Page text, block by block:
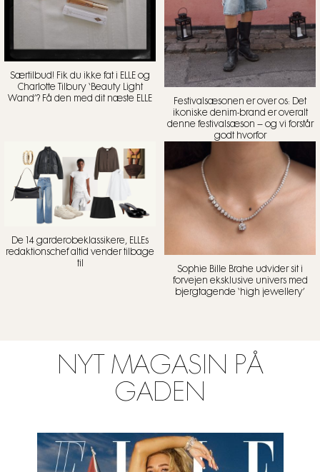
Særtilbud! Fik du ikke fat i ELLE og
Charlotte Tilbury ‘Beauty Light
Wand’? Få den med dit næste ELLE
Festivalsæsonen er over os: Det
ikoniske denim-brand er overalt
denne festivalsæson – og vi forstår
godt hvorfor
De 14 garderobeklassikere, ELLEs
redaktionschef altid vender tilbage
til
Sophie Bille Brahe udvider sit i
forvejen eksklusive univers med
bjergtagende ‘high jewellery’
NYT MAGASIN PÅ
GADEN